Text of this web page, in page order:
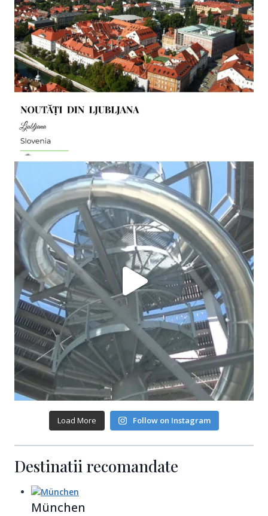
Load More Follow on Instagram
Destinatii recomandate
München